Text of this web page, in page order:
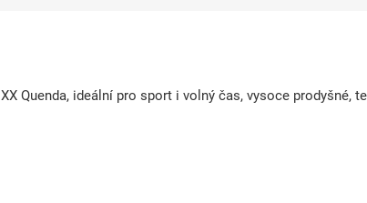
Quenda, ideální pro sport i volný čas, vysoce prodyšné,